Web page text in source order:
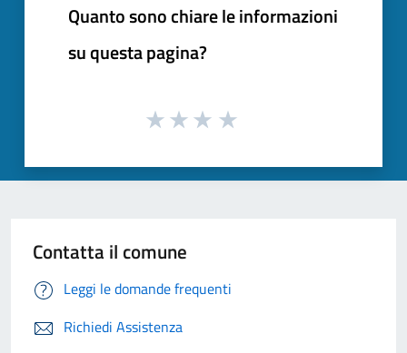
Quanto sono chiare le informazioni
su questa pagina?
Contatta il comune
Leggi le domande frequenti
Richiedi Assistenza